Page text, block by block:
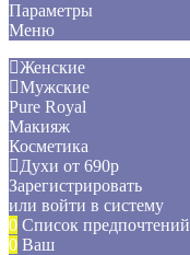
Параметры
Меню
Женские
Мужские
Pure Royal
Макияж
Косметика
Духи от 690р
Зарегистрировать
или войти в систему
0 Список предпочтений
0 Ваш